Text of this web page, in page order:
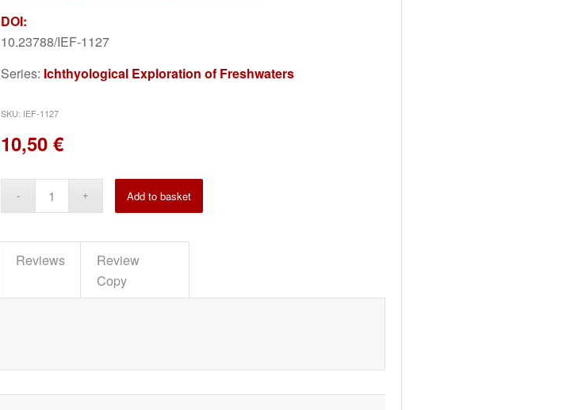
DOI:
10.23788/IEF-1127
Series: Ichthyological Exploration of Freshwaters
SKU: IEF-1127
10,50 €
Add to basket
Reviews
Review
Copy